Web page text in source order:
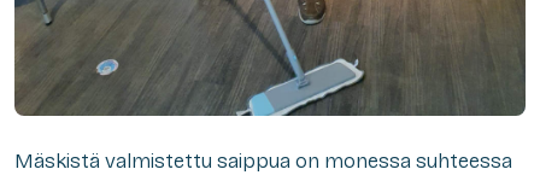
Mäskistä valmistettu saippua on monessa suhteessa